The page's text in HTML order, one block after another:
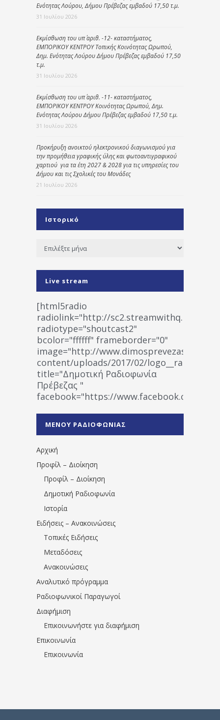
Ενότητας Λούρου, Δήμου Πρέβεζας εμβαδού 17,50 τ.μ.
31 Ιουλίου 2026
Εκμίσθωση του υπ΄ αριθ. -12- καταστήματος,
ΕΜΠΟΡΙΚΟΥ ΚΕΝΤΡΟΥ Τοπικής Κοινότητας Ωρωπού,
Δημ. Ενότητας Λούρου Δήμου Πρέβεζας εμβαδού 17,50
τ.μ.
31 Ιουλίου 2026
Εκμίσθωση του υπ΄ αριθ. -11- καταστήματος,
ΕΜΠΟΡΙΚΟΥ ΚΕΝΤΡΟΥ Κοινότητας Ωρωπού, Δημ.
Ενότητας Λούρου Δήμου Πρέβεζας εμβαδού 17,50 τ.μ.
31 Ιουλίου 2026
Προκήρυξη ανοικτού ηλεκτρονικού διαγωνισμού για
την προμήθεια γραφικής ύλης και φωτοαντιγραφικού
χαρτιού για τα έτη 2027 & 2028 για τις υπηρεσίες του
Δήμου και τις Σχολικές του Μονάδες
21 Ιουλίου 2026
Ιστορικό
Ιστορικό
Live stream
[html5radio
radiolink="http://
radiotype="shoutcast2"
bcolor="ffffff" frameborder="0"
image="http://www.dimosprevezas.gr/wp-
content/uploads/2017/02/
title="Δημοτική Ραδιοφωνία
Πρέβεζας "
facebook="https://www.facebook.com/
1531194763766854/" artist="" ]
ΜΕΝΟΥ ΡΑΔΙΟΦΩΝΙΑΣ
Αρχική
Προφίλ – Διοίκηση
Προφίλ – Διοίκηση
Δημοτική Ραδιοφωνία
Ιστορία
Ειδήσεις – Ανακοινώσεις
Τοπικές Ειδήσεις
Μεταδόσεις
Ανακοινώσεις
Αναλυτικό πρόγραμμα
Ραδιοφωνικοί Παραγωγοί
Διαφήμιση
Επικοινωνήστε για διαφήμιση
Επικοινωνία
Επικοινωνία